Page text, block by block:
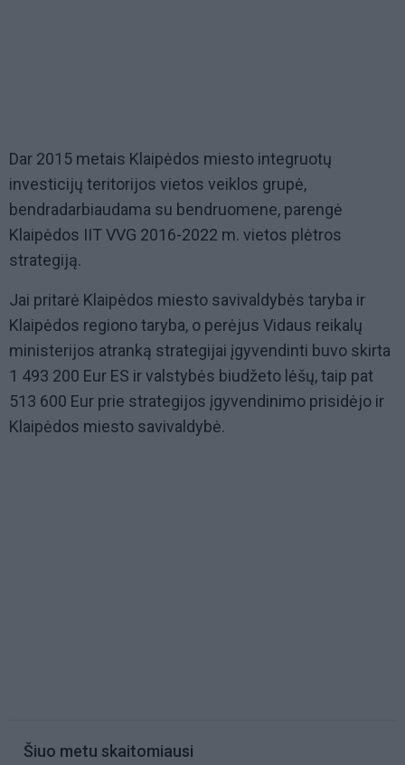
Dar 2015 metais Klaipėdos miesto integruotų
investicijų teritorijos vietos veiklos grupė,
bendradarbiaudama su bendruomene, parengė
Klaipėdos IIT VVG 2016-2022 m. vietos plėtros
strategiją.
Jai pritarė Klaipėdos miesto savivaldybės taryba ir
Klaipėdos regiono taryba, o perėjus Vidaus reikalų
ministerijos atranką strategijai įgyvendinti buvo skirta
1 493 200 Eur ES ir valstybės biudžeto lėšų, taip pat
513 600 Eur prie strategijos įgyvendinimo prisidėjo ir
Klaipėdos miesto savivaldybė.
Šiuo metu skaitomiausi